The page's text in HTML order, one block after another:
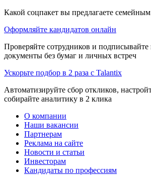
Какой соцпакет вы предлагаете
Оформляйте кандидатов онлайн
Проверяйте сотрудников и подписывайте
документы без бумаг и личных встреч
Ускорьте подбор в 2 раза с Talantix
Автоматизируйте сбор откликов,
собирайте аналитику в 2 клика
О компании
Наши вакансии
Партнерам
Реклама на сайте
Новости и статьи
Инвесторам
Кандидаты по профессиям